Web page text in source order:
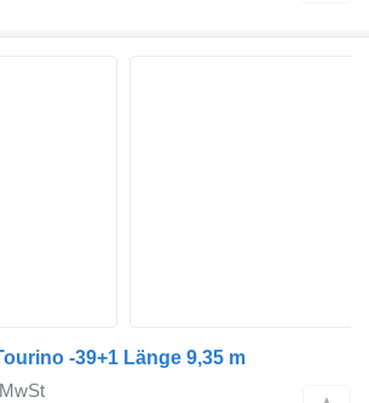
-39+1 Länge 9,35 m